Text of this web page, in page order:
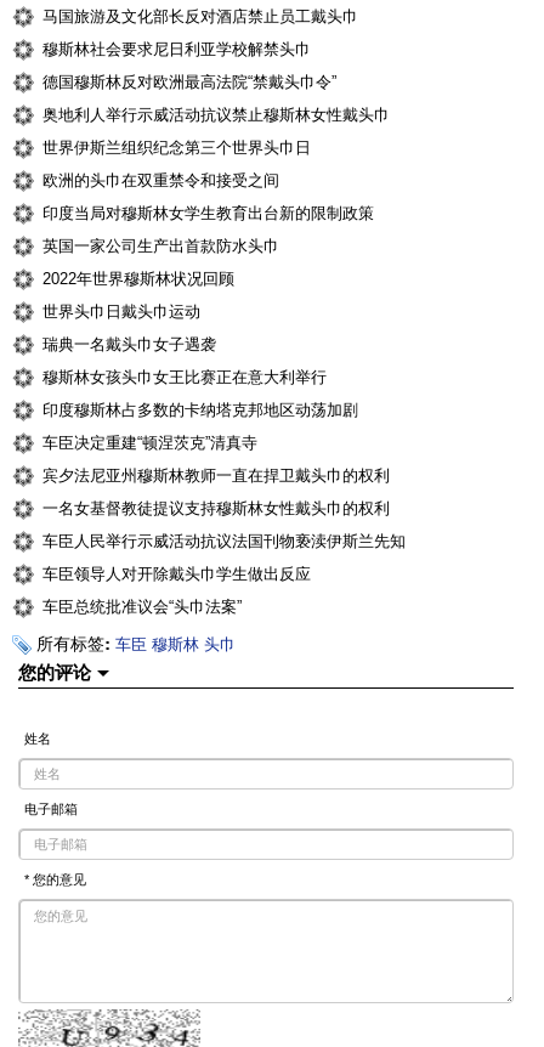
马国旅游及文化部长反对酒店禁止员工戴头巾
穆斯林社会要求尼日利亚学校解禁头巾
德国穆斯林反对欧洲最高法院“禁戴头巾令”
奥地利人举行示威活动抗议禁止穆斯林女性戴头巾
世界伊斯兰组织纪念第三个世界头巾日
欧洲的头巾在双重禁令和接受之间
印度当局对穆斯林女学生教育出台新的限制政策
英国一家公司生产出首款防水头巾
2022年世界穆斯林状况回顾
世界头巾日戴头巾运动
瑞典一名戴头巾女子遇袭
穆斯林女孩头巾女王比赛正在意大利举行
印度穆斯林占多数的卡纳塔克邦地区动荡加剧
车臣决定重建“顿涅茨克”清真寺
宾夕法尼亚州穆斯林教师一直在捍卫戴头巾的权利
一名女基督教徒提议支持穆斯林女性戴头巾的权利
车臣人民举行示威活动抗议法国刊物亵渎伊斯兰先知
车臣领导人对开除戴头巾学生做出反应
车臣总统批准议会“头巾法案”
所有标签: 车臣 穆斯林 头巾
您的评论
姓名
电子邮箱
* 您的意见